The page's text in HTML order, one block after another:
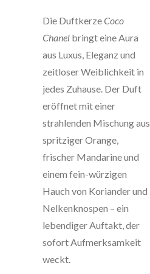
Die DuftkerzeCoco
Chanel bringt eine Aura
aus Luxus, Eleganz und
zeitloser Weiblichkeit in
jedes Zuhause. Der Duft
eröffnet mit einer
strahlenden Mischung aus
spritziger Orange,
frischer Mandarine und
einem fein-würzigen
Hauch von Koriander und
Nelkenknospen – ein
lebendiger Auftakt, der
sofort Aufmerksamkeit
weckt.